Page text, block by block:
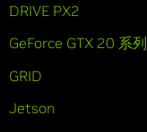
DRIVE PX2
GeForce GTX 20 系列
GRID
Jetson